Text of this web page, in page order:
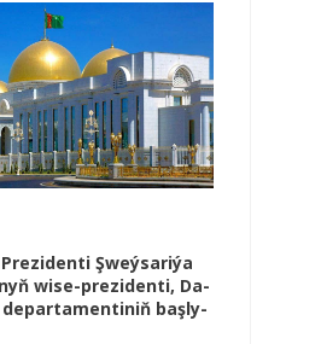
Şweý­sa­ri­ýa
wi­se-prezidenti, Da­
baş­ly­